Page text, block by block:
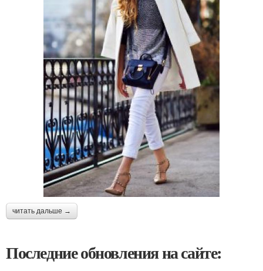
читать дальше →
Последние обновления на сайте: